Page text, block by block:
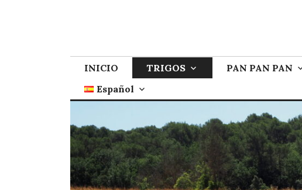
INICIO TRIGOS PAN PAN PAN
Español